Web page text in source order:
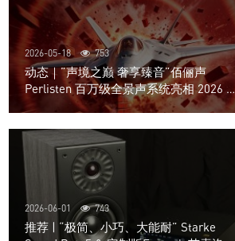
2026-05-18 753
动态｜”声境之巅 奢享臻音”佰俪声
Perlisten 百万级全景声系统亮相 2026 北
京国际音响展
2026-06-01 743
推荐 | “极简、小巧、大能耐” Starke